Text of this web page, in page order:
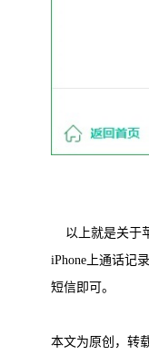
以上就是关于
iPhone上通话记
短信即可。
本文为原创，转